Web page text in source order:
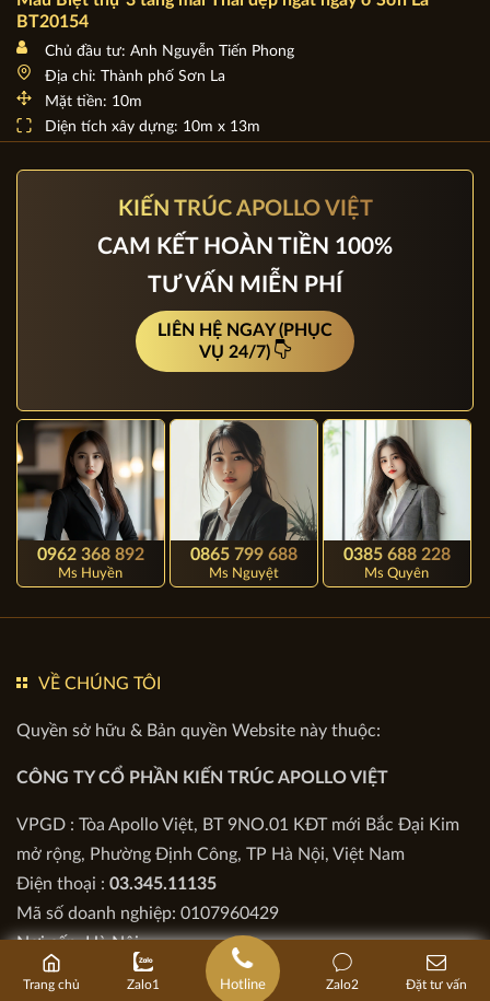
Mẫu Biệt thự 3 tầng mái Thái đẹp ngất ngây ở Sơn La
BT20154
Chủ đầu tư: Anh Nguyễn Tiến Phong
Diện tích xây dựng: 10m x 13m
KIẾN TRÚC APOLLO VIỆT
CAM KẾT HOÀN TIỀN 100%
TƯ VẤN MIỄN PHÍ
LIÊN HỆ NGAY (PHỤC
VỤ 24/7)
VỀ CHÚNG TÔI
Quyền sở hữu & Bản quyền Website này thuộc:
CÔNG TY CỔ PHẦN KIẾN TRÚC APOLLO VIỆT
VPGD : Tòa Apollo Việt, BT 9NO.01 KĐT mới Bắc Đại Kim
mở rộng, Phường Định Công, TP Hà Nội, Việt Nam
Điện thoại :
03.345.11135
Trang chủ Zalo1 Hotline Zalo2 Đặt tư vấn